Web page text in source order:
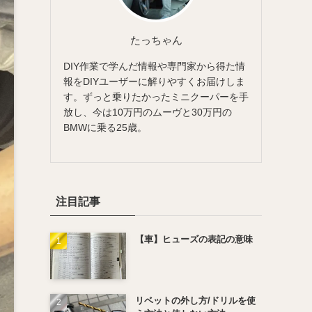
たっちゃん
DIY作業で学んだ情報や専門家から得た情
報をDIYユーザーに解りやすくお届けしま
す。ずっと乗りたかったミニクーパーを手
放し、今は10万円のムーヴと30万円の
BMWに乗る25歳。
注目記事
【車】ヒューズの表記の意味
リベットの外し方/ドリルを使